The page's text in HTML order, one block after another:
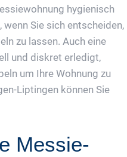
hygienisch
wenn Sie sich entscheiden,
zu lassen. Auch eine
und diskret erledigt,
um Ihre Wohnung zu
Liptingen können Sie
Messie-